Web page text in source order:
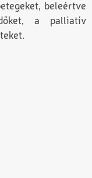
beleértve
a palliatív